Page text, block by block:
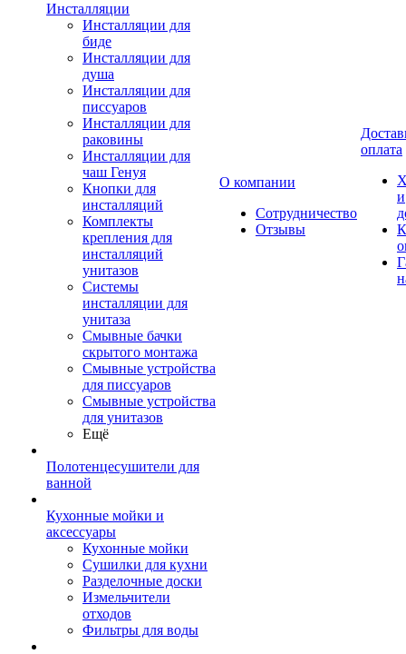
Инсталляции
Инсталляции для
биде
Инсталляции для
душа
Инсталляции для
писсуаров
Инсталляции для
раковины
Инсталляции для
чаш Генуя
Кнопки для
инсталляций
Комплекты
крепления для
инсталляций
унитазов
Системы
инсталляции для
унитаза
Смывные бачки
скрытого монтажа
Смывные устройства
для писсуаров
Смывные устройства
для унитазов
Ещё
Полотенцесушители для
ванной
Кухонные мойки и
аксессуары
Кухонные мойки
Сушилки для кухни
Разделочные доски
Измельчители
отходов
Фильтры для воды
О компании
Сотрудничество
Отзывы
оплата
и